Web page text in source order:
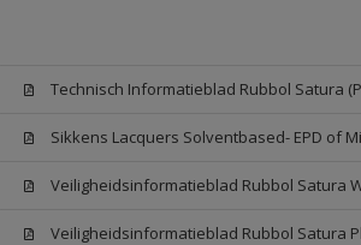
Technisch Informatieblad Rubbol Satura
Sikkens Lacquers Solventbased- EPD of
Veiligheidsinformatieblad Rubbol Satura
Veiligheidsinformatieblad Rubbol Satura